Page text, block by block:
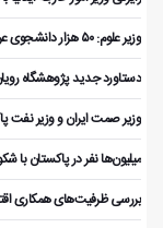
وزیر علوم: ۵۰ هزار دانشجوی عراقی در دانشگاه‌های ایران تحصیل می‌کنند
دستاورد جدید پژوهشگاه
وزیر صمت ایران و وزیر نفت
میلیون‌ها نفر در پاکستان با
بررسی ظرفیت‌های همکاری